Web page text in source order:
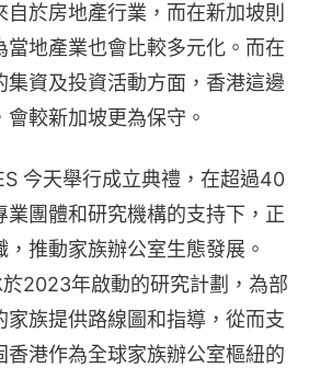
於房地產行業，而在新加坡則
當地產業也會比較多元化。而在
集資及投資活動方面，香港這邊
較新加坡更為保守。
今天舉行成立典禮，在超過40
業團體和研究機構的支持下，正
推動家族辦公室生態發展。
2023年啟動的研究計劃，為部
家族提供路線圖和指導，從而支
香港作為全球家族辦公室樞紐的